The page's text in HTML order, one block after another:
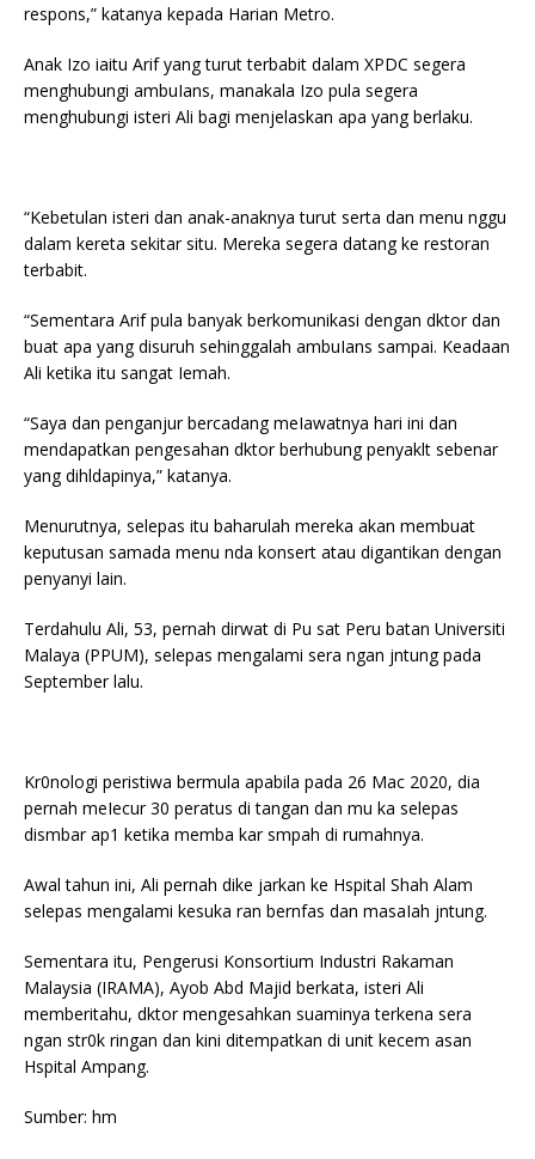
respons,” katanya kepada Harian Metro.
Anak Izo iaitu Arif yang turut terbabit dalam XPDC segera
menghubungi ambuIans, manakala Izo pula segera
menghubungi isteri Ali bagi menjelaskan apa yang berlaku.
“Kebetulan isteri dan anak-anaknya turut serta dan menu nggu
dalam kereta sekitar situ. Mereka segera datang ke restoran
terbabit.
“Sementara Arif pula banyak berkomunikasi dengan dktor dan
buat apa yang disuruh sehinggalah ambuIans sampai. Keadaan
Ali ketika itu sangat Iemah.
“Saya dan penganjur bercadang meIawatnya hari ini dan
mendapatkan pengesahan dktor berhubung penyaklt sebenar
yang dihldapinya,” katanya.
Menurutnya, selepas itu baharulah mereka akan membuat
keputusan samada menu nda konsert atau digantikan dengan
penyanyi lain.
Terdahulu Ali, 53, pernah dirwat di Pu sat Peru batan Universiti
Malaya (PPUM), selepas mengalami sera ngan jntung pada
September lalu.
Kr0nologi peristiwa bermula apabila pada 26 Mac 2020, dia
pernah meIecur 30 peratus di tangan dan mu ka selepas
dismbar ap1 ketika memba kar smpah di rumahnya.
Awal tahun ini, Ali pernah dike jarkan ke Hspital Shah Alam
selepas mengalami kesuka ran bernfas dan masaIah jntung.
Sementara itu, Pengerusi Konsortium Industri Rakaman
Malaysia (IRAMA), Ayob Abd Majid berkata, isteri Ali
memberitahu, dktor mengesahkan suaminya terkena sera
ngan str0k ringan dan kini ditempatkan di unit kecem asan
Hspital Ampang.
Sumber: hm